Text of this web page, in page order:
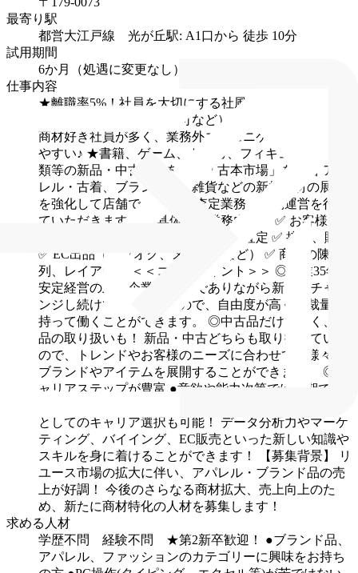
最寄り駅
都営大江戸線 光が丘駅: A1口から 徒歩 10分
試用期間
6か月（処遇に変更なし）
仕事内容
★離職率5%！社員を大切にする社風（男性/女性育休
取得実績あり、異動相談可など）
商材好き社員が多く、業務外コミュニケーション取り
やすい♪ ★書籍、ゲーム、トレカ、フィギュア/ホビー
類等の新品・中古販売を行う「古本市場」を運営 アパ
レル・古着、ブランド品、雑貨などの新規商材の展開
を強化して店舗で、
買取・査定業務、店舗運営を行っ
ていただきます。
【具体的な業務内容】
✅ お客様が
お持ち込みいただいた品物の買取・査定 ✅ 接客、販売
✅ EC出品（ヤフオク、メルカリなど）
✅ 商品の陳
列、レイアウト
＜＜ココがポイント＞＞ ◎創業35年、
安定経営の上場企業！
老舗でありながら新しいチャレ
ンジし続けている会社なので、自由度が高く、裁量を
持って働くことができます。
◎中古品だけでなく、新
品の取り扱いも！
新品・中古どちらも取り扱っている
ので、トレンドやお客様のニーズに合わせて、様々な
ブランドやアイテムを展開することができます。
◎キ
ャリアステップが豊富 ●意欲や能力次第では早期で店
としてのキャリア選択も可能！
データ分析力やマーケ
ティング、バイイング、EC販売といった新しい知識や
スキルを身に着けることができます！
【募集背景】
リ
ユース市場の拡大に伴い、アパレル・ブランド品の売
上が好調！
今後のさらなる商材拡大、売上向上のた
め、新たに商材特化の人材を募集します！
求める人材
学歴不問 経験不問 ★第2新卒歓迎！
●ブランド品、
アパレル、ファッションのカテゴリーに興味をお持ち